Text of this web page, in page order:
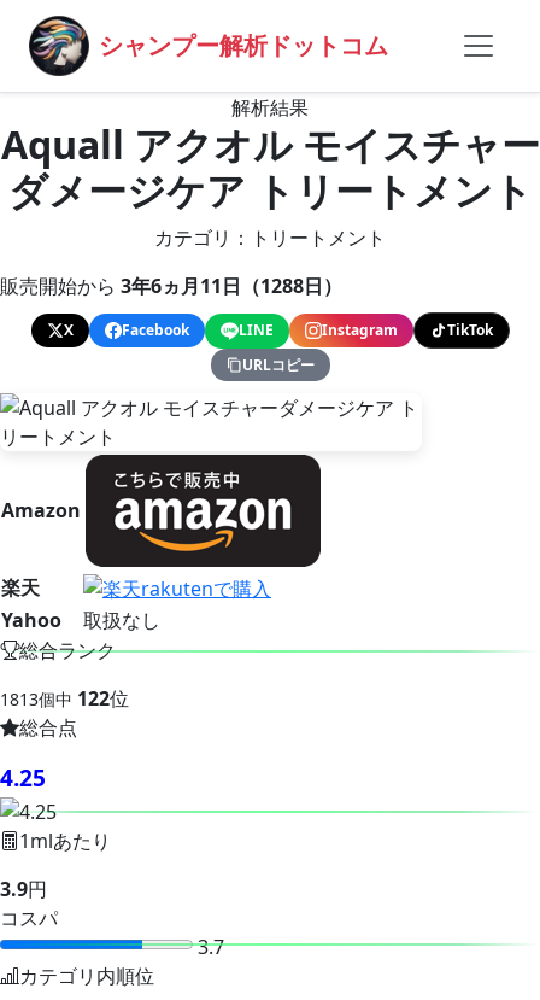
シャンプー解析ドットコム
解析結果
Aquall アクオル モイスチャー
ダメージケア トリートメント
カテゴリ：トリートメント
販売開始から 3年6ヵ月11日（1288日）
X Facebook LINE Instagram
TikTok
URLコピー
Amazon
楽天
Yahoo
取扱なし
総合ランク
1813個中 122位
総合点
4.25
1mlあたり
3.9円
コスパ
3.7
カテゴリ内順位